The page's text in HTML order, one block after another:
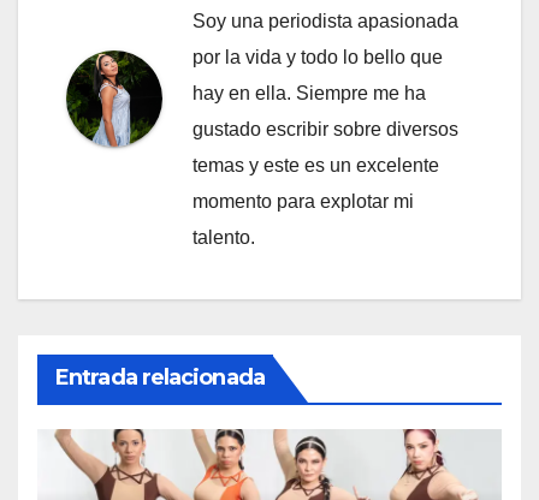
Soy una periodista apasionada
por la vida y todo lo bello que
hay en ella. Siempre me ha
gustado escribir sobre diversos
temas y este es un excelente
momento para explotar mi
talento.
Entrada relacionada